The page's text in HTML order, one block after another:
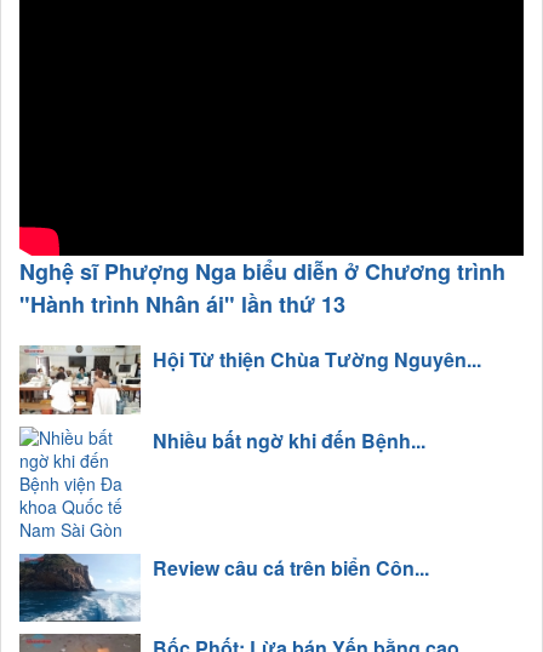
Nghệ sĩ Phượng Nga biểu diễn ở Chương trình
"Hành trình Nhân ái" lần thứ 13
Hội Từ thiện Chùa Tường Nguyên...
Nhiều bất ngờ khi đến Bệnh...
Review câu cá trên biển Côn...